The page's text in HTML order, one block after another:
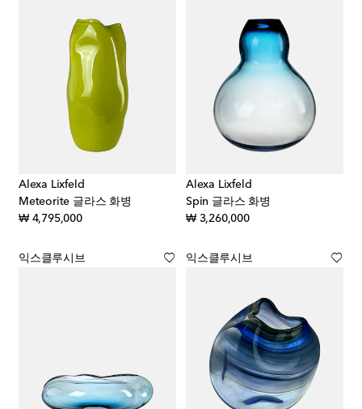
Alexa Lixfeld
Meteorite 글라스 화병
₩ 4,795,000original price
Alexa Lixfeld
Spin 글라스 화병
₩ 3,260,000original price
익스클루시브 익스클루시브